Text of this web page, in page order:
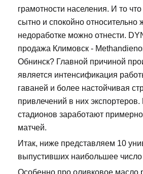
грамотности населения. И то
сытно и спокойно относительно
недоработке можно отнести.
продажа Климовск -
Обнинск? Главной причиной
является интенсификация
гаваней и более настойчивая
привлечений в них
стадионов заработают
матчей.
Итак, ниже представляем 10
выпустивших наибольшее
Особенно про оливковое масло